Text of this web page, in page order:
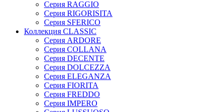
Серия RAGGIO
Серия RIGORISITA
Серия SFERICO
Коллекция CLASSIC
Серия ARDORE
Серия COLLANA
Серия DECENTE
Серия DOLCEZZA
Серия ELEGANZA
Серия FIORITA
Серия FREDDO
Серия IMPERO